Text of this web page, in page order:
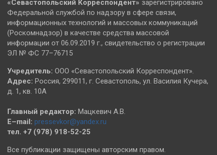
«Севастопольский Корреспондент» зарегистрировано
Федеральной службой по надзору в сфере связи,
информационных технологий и массовых коммуникаций
(Роскомнадзор) в качестве средства массовой
информации от 06.09.2019 г., свидетельство о регистрации
ЭЛ № ФС 77–76715
Учредитель: ООО «Севастопольский Корреспондент».
Адрес: Россия, 299011, г. Севастополь, ул. Василия Кучера,
д. 1, кв. 10А
Главный редактор: Мацкевич А.В.
E–mail: pressevkor@yandex.ru
тел. +7 (978) 918-52-25
Все публикации защищены авторским правом.